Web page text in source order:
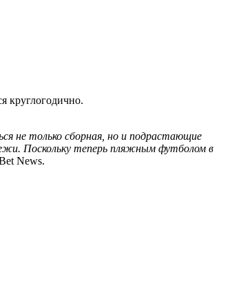
круглогодично.
не только сборная, но и подрастающие
Поскольку теперь пляжным футболом в
News.